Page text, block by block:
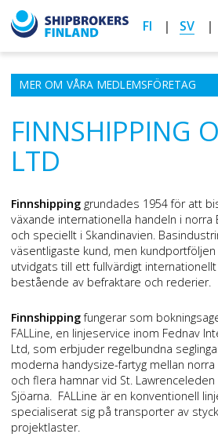
FI SV
MER OM VÅRA MEDLEMSFÖRETAG
FINNSHIPPING
LTD
Finnshipping grundades 1954 för att
växande internationella handeln i norra
och speciellt i Skandinavien.
väsentligaste kund, men kundportföljen
utvidgats till ett fullvärdigt
bestående av befraktare och rederier.
Finnshippingfungerar som
FALLine, en linjeservice inom Fednav
Ltd, som erbjuder regelbundna
moderna handysize-fartyg mellan norra
och flera hamnar vid St. Lawrenceleden
Sjöarna. FALLine är en konventionell
specialiserat sig på transporter av
projektlaster.